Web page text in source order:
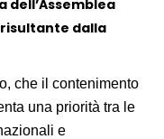
dell’Assemblea
risultante dalla
che il contenimento
una priorità tra le
e